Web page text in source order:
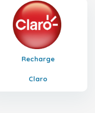
Recharge
Claro